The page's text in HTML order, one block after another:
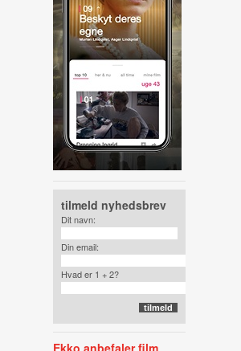
tilmeld nyhedsbrev
Dit navn:
Din email:
Hvad er 1 + 2?
Ekko anbefaler film